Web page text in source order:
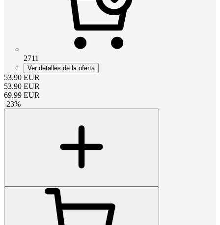
2711
Ver detalles de la oferta
53.90 EUR
53.90 EUR
69.99 EUR
-23%